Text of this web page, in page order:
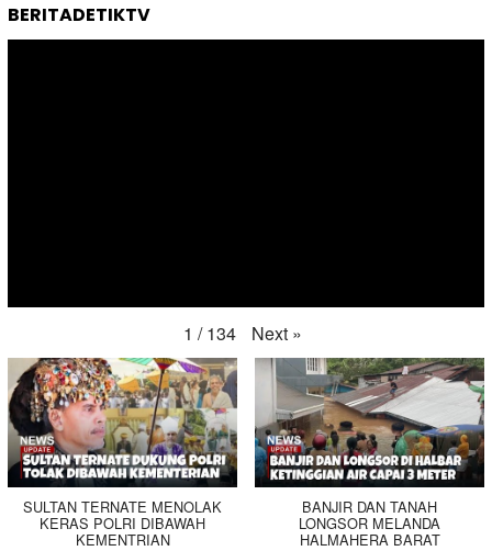
BERITADETIKTV
1 / 134 Next »
SULTAN TERNATE MENOLAK
KERAS POLRI DIBAWAH
KEMENTRIAN
BANJIR DAN TANAH
LONGSOR MELANDA
HALMAHERA BARAT